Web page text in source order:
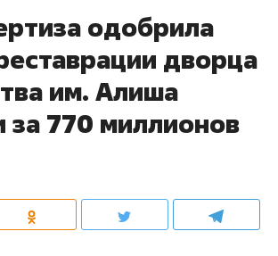
одобрила
дворца
им. Алиша
за 770 миллионов